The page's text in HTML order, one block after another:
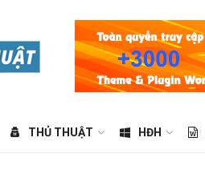
THỦ THUẬT HĐH